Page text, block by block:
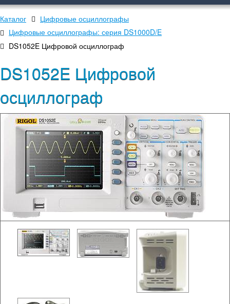
Каталог
Цифровые осциллографы
Цифровые осциллографы: серия DS1000D/E
DS1052E Цифровой осциллограф
DS1052E Цифровой
осциллограф